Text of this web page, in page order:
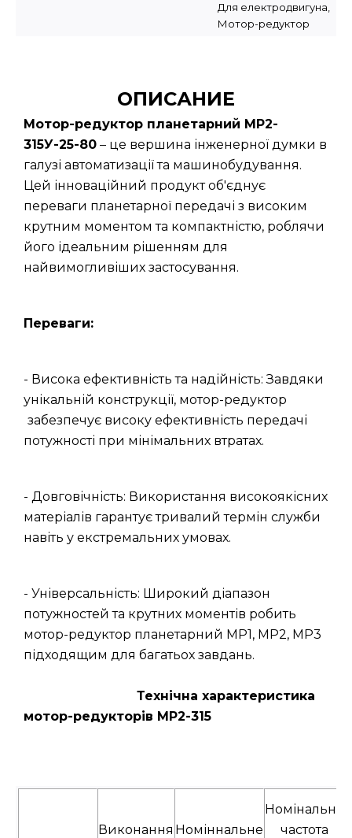
Для електродвигуна,
Мотор-редуктор
ОПИСАНИЕ
Мотор-редуктор планетарний МР2-
315У-25-80 – це вершина інженерної думки в
галузі автоматизації та машинобудування.
Цей інноваційний продукт об'єднує
переваги планетарної передачі з високим
крутним моментом та компактністю, роблячи
його ідеальним рішенням для
найвимогливіших застосування.
Переваги:
- Висока ефективність та надійність: Завдяки
унікальній конструкції, мотор-редуктор
забезпечує високу ефективність передачі
потужності при мінімальних втратах.
- Довговічність: Використання високоякісних
матеріалів гарантує тривалий термін служби
навіть у екстремальних умовах.
- Універсальність: Широкий діапазон
потужностей та крутних моментів робить
мотор-редуктор планетарний МР1, МР2, МР3
підходящим для багатьох завдань.
Технічна характеристика
мотор-редукторів МР2-315
Виконання Номіннальне
Номінальна
частота